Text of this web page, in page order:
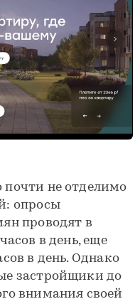
почти не отделимо
опросы
проводят в
в день, еще
в день. Однако
застройщики до
внимания своей